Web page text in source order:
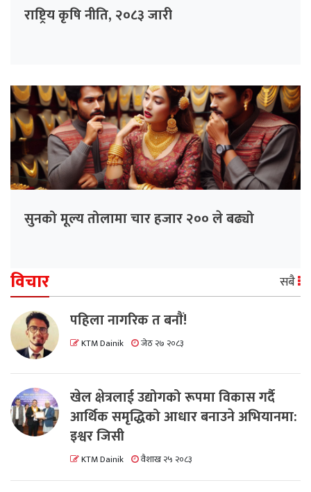
राष्ट्रिय कृषि नीति, २०८३ जारी
सुनको मूल्य तोलामा चार हजार २०० ले बढ्यो
विचार सबै
पहिला नागरिक त बनाैं!
KTM Dainik जेठ २७ २०८३
खेल क्षेत्रलाई उद्योगको रूपमा विकास गर्दै
आर्थिक समृद्धिको आधार बनाउने अभियानमा:
इश्वर जिसी
KTM Dainik वैशाख २५ २०८३